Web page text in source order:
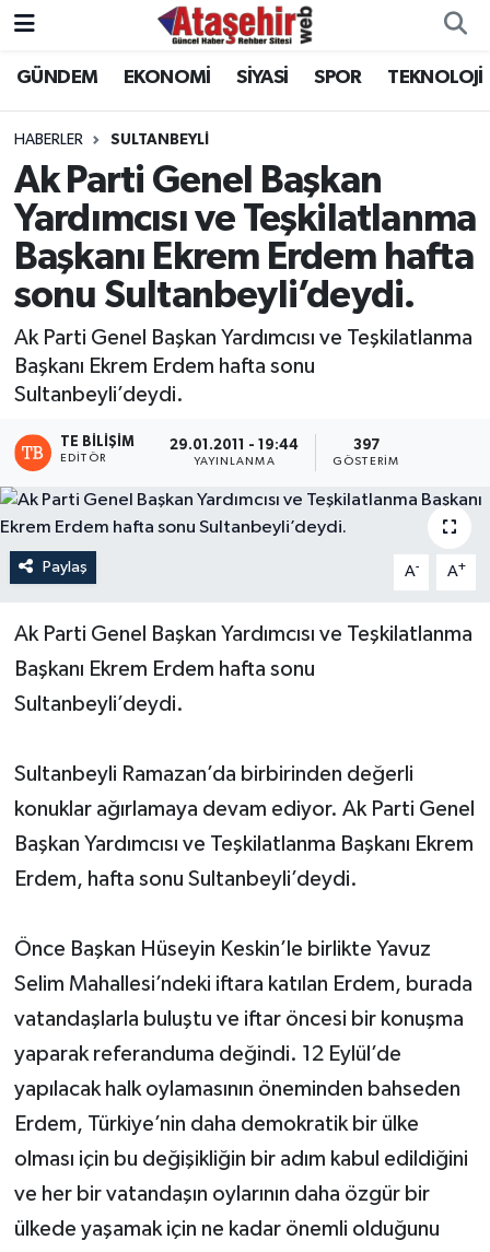
GÜNDEM EKONOMİ SİYASİ SPOR TEKNOLOJİ
HABERLER SULTANBEYLİ
Ak Parti Genel Başkan
Yardımcısı ve Teşkilatlanma
Başkanı Ekrem Erdem hafta
sonu Sultanbeyli’deydi.
Ak Parti Genel Başkan Yardımcısı ve Teşkilatlanma
Başkanı Ekrem Erdem hafta sonu
Sultanbeyli’deydi.
TE BILIŞIM
EDITÖR
29.01.2011 - 19:44
YAYINLANMA
397
GÖSTERIM
Paylaş A- A+
Ak Parti Genel Başkan Yardımcısı ve Teşkilatlanma
Başkanı Ekrem Erdem hafta sonu
Sultanbeyli’deydi.
Sultanbeyli Ramazan’da birbirinden değerli
konuklar ağırlamaya devam ediyor. Ak Parti Genel
Başkan Yardımcısı ve Teşkilatlanma Başkanı Ekrem
Erdem, hafta sonu Sultanbeyli’deydi.
Önce Başkan Hüseyin Keskin’le birlikte Yavuz
Selim Mahallesi’ndeki iftara katılan Erdem, burada
vatandaşlarla buluştu ve iftar öncesi bir konuşma
yaparak referanduma değindi. 12 Eylül’de
yapılacak halk oylamasının öneminden bahseden
Erdem, Türkiye’nin daha demokratik bir ülke
olması için bu değişikliğin bir adım kabul edildiğini
ve her bir vatandaşın oylarının daha özgür bir
ülkede yaşamak için ne kadar önemli olduğunu
Hava Durumu
Trafik Durumu
Süper Lig Puan Durumu ve Fikstür
Tüm Manşetler
Son Dakika Haberleri
Haber Arşivi